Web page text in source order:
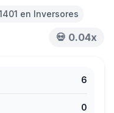
en Inversores
💀 0.04x
6
0